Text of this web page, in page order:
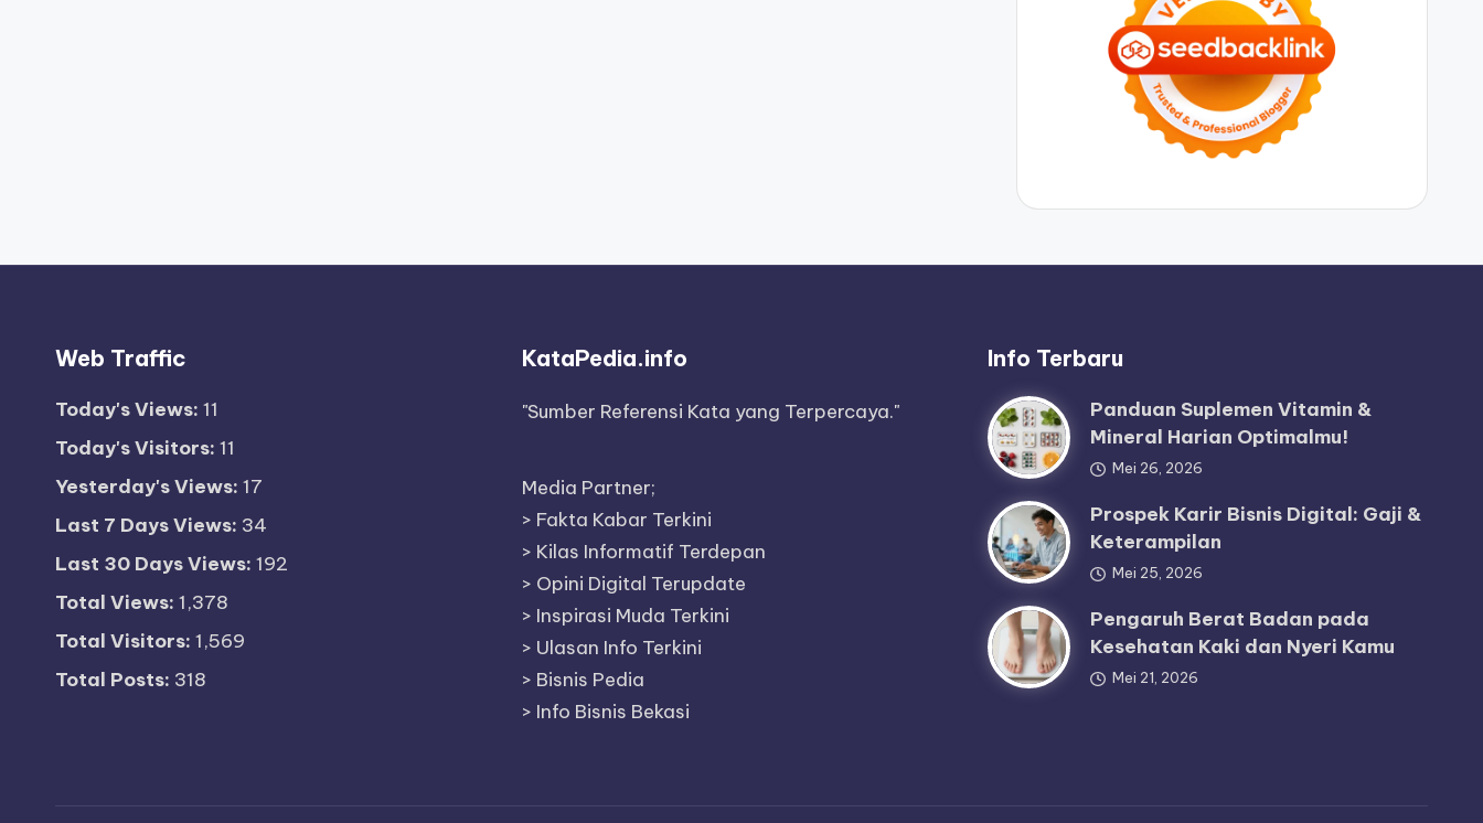
Web Traffic
Today's Views: 11
Today's Visitors: 11
Yesterday's Views: 17
Last 7 Days Views: 34
Last 30 Days Views: 192
Total Views: 1,378
Total Visitors: 1,569
Total Posts: 318
KataPedia.info
"Sumber Referensi Kata yang Terpercaya."
Media Partner;
> Fakta Kabar Terkini
> Kilas Informatif Terdepan
> Opini Digital Terupdate
> Inspirasi Muda Terkini
> Ulasan Info Terkini
> Bisnis Pedia
> Info Bisnis Bekasi
Info Terbaru
Panduan Suplemen Vitamin &
Mineral Harian Optimalmu!
Mei 26, 2026
Prospek Karir Bisnis Digital: Gaji &
Keterampilan
Mei 25, 2026
Pengaruh Berat Badan pada
Kesehatan Kaki dan Nyeri Kamu
Mei 21, 2026